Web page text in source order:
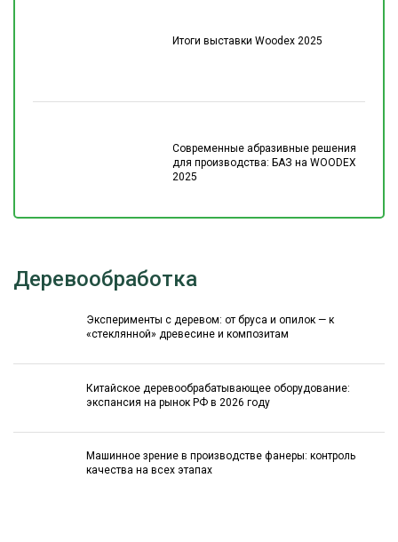
Итоги выставки Woodex 2025
Современные абразивные решения
для производства: БАЗ на WOODEX
2025
Деревообработка
Эксперименты с деревом: от бруса и опилок — к
«стеклянной» древесине и композитам
Китайское деревообрабатывающее оборудование:
экспансия на рынок РФ в 2026 году
Машинное зрение в производстве фанеры: контроль
качества на всех этапах